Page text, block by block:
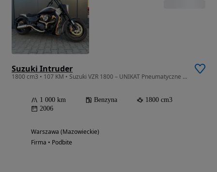
Suzuki Intruder
1800 cm3 • 107 KM • Suzuki VZR 1800 – UNIKAT Pneumatyczne zawieszenie
1 000 km Benzyna
1800 cm3
2006
Warszawa (Mazowieckie)
Firma • Podbite